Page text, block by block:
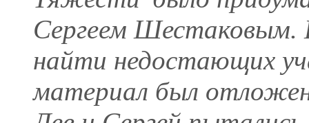
Сергеем Шестаковым.
найти недостающих
материал был